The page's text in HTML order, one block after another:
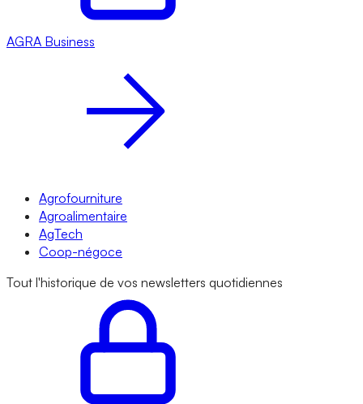
AGRA Business
Agrofourniture
Agroalimentaire
AgTech
Coop-négoce
Tout l'historique de vos newsletters quotidiennes